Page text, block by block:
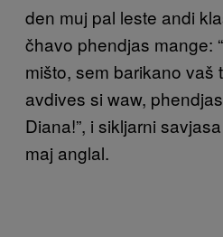
den muj pal leste andi
čhavo phendjas mange:
mišto, sem barikano vaš
avdives si waw,
Diana!”, i sikljarni
maj anglal.